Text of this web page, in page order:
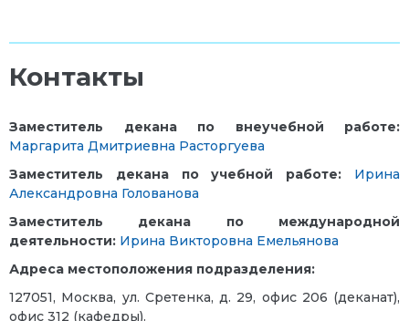
Контакты
Заместитель декана по внеучебной работе:
Маргарита Дмитриевна Расторгуева
Заместитель декана по учебной работе: Ирина
Александровна Голованова
Заместитель декана по международной
деятельности: Ирина Викторовна Емельянова
Адреса местоположения подразделения:
127051, Москва, ул. Сретенка, д. 29, офис 206 (деканат),
офис 312 (кафедры).